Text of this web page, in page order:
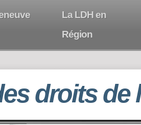
La LDH en
Région
droits de